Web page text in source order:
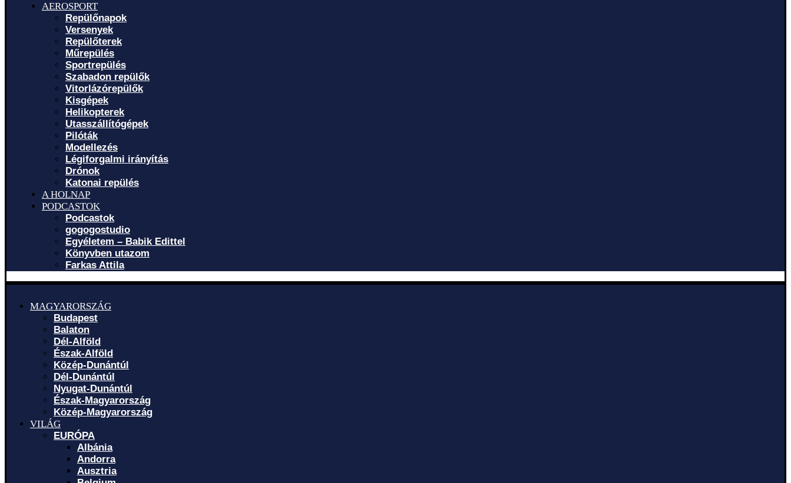
AEROSPORT
Repülőnapok
Versenyek
Repülőterek
Műrepülés
Sportrepülés
Szabadon repülők
Vitorlázórepülők
Kisgépek
Helikopterek
Utasszállítógépek
Pilóták
Modellezés
Légiforgalmi irányítás
Drónok
Katonai repülés
A HOLNAP
PODCASTOK
Podcastok
gogogostudio
Egyéletem – Babik Edittel
Könyvben utazom
Farkas Attila
MAGYARORSZÁG
Budapest
Balaton
Dél-Alföld
Észak-Alföld
Közép-Dunántúl
Dél-Dunántúl
Nyugat-Dunántúl
Észak-Magyarország
Közép-Magyarország
VILÁG
EURÓPA
Albánia
Andorra
Ausztria